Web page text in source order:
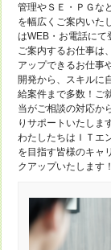
管理やＳＥ・ＰＧな
を幅広くご案内いた
はWEB・お電話にて
ご案内するお仕事は
アップできるお仕事
開発から、スキルに
給案件まで多数！ご
当がご相談の対応か
りサポートいたします
わたしたちはＩＴエ
を目指す皆様のキャ
クアップいたします！